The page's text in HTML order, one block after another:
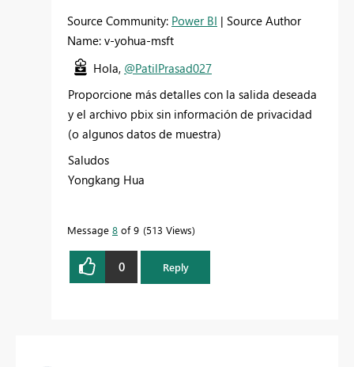
Source Community: Power BI | Source Author
Name: v-yohua-msft
Hola, @PatilPrasad027
Proporcione más detalles con la salida deseada
y el archivo pbix sin información de privacidad
(o algunos datos de muestra)
Saludos
Yongkang Hua
Message 8 of 9 513 Views
0 Reply